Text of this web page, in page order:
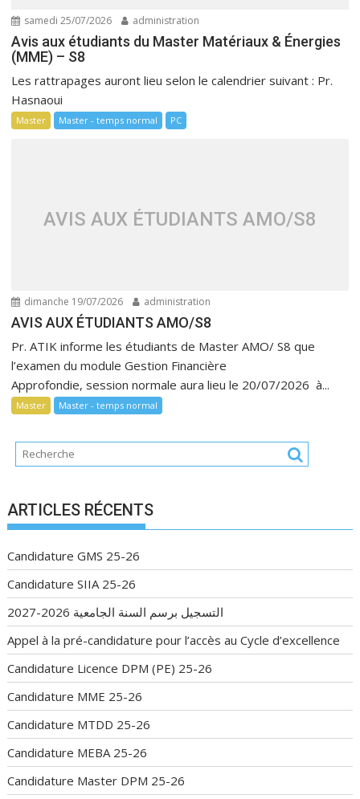
samedi 25/07/2026 administration
Avis aux étudiants du Master Matériaux & Énergies
(MME) – S8
Les rattrapages auront lieu selon le calendrier suivant : Pr.
Hasnaoui
Master Master - temps normal PC
AVIS AUX ÉTUDIANTS AMO/S8
dimanche 19/07/2026 administration
AVIS AUX ÉTUDIANTS AMO/S8
Pr. ATIK informe les étudiants de Master AMO/ S8 que
l’examen du module Gestion Financière
Approfondie, session normale aura lieu le 20/07/2026 à...
Master Master - temps normal
ARTICLES RÉCENTS
Candidature GMS 25-26
Candidature SIIA 25-26
التسجيل برسم السنة الجامعية 2026-2027
Appel à la pré-candidature pour l’accès au Cycle d’excellence
Candidature Licence DPM (PE) 25-26
Candidature MME 25-26
Candidature MTDD 25-26
Candidature MEBA 25-26
Candidature Master DPM 25-26